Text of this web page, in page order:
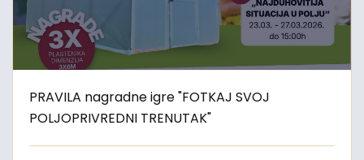
PRAVILA nagradne igre "FOTKAJ SVOJ
POLJOPRIVREDNI TRENUTAK"